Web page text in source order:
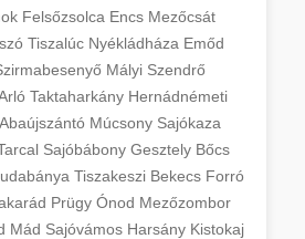
Felsőzsolca Encs Mezőcsát
Tiszalúc Nyékládháza Emőd
Mályi Szendrő
Taktaharkány Hernádnémeti
Abaújszántó Múcsony Sajókaza
Sajóbábony Gesztely Bőcs
Tiszakeszi Bekecs Forró
Prügy Ónod Mezőzombor
Mád Sajóvámos Harsány Kistokaj